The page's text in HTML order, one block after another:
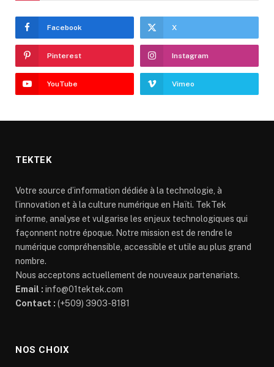
Facebook X
Pinterest Instagram
YouTube Vimeo
TEKTEK
Votre source d’information dédiée à la technologie, à
l’innovation et à la culture numérique en Haïti. TekTek
informe, analyse et vulgarise les enjeux technologiques qui
façonnent notre époque. Notre mission est de rendre le
numérique compréhensible, accessible et utile au plus grand
nombre.
Nous acceptons actuellement de nouveaux partenariats.
Email : info@01tektek.com
Contact : (+509) 3903-8181
NOS CHOIX